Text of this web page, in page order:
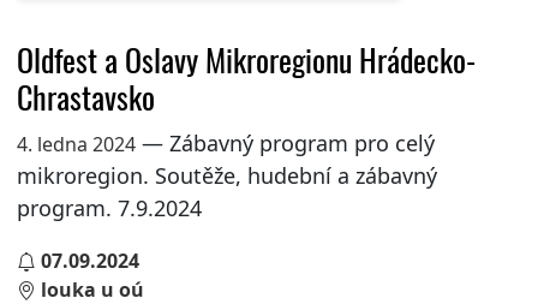
Oldfest a Oslavy Mikroregionu Hrádecko-
Chrastavsko
4. ledna 2024— Zábavný program pro celý
mikroregion. Soutěže, hudební a zábavný
program. 7.9.2024
07.09.2024
louka u oú